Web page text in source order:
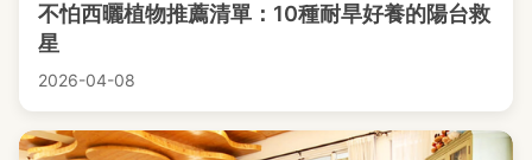
不怕西曬植物推薦清單：10種耐旱好養的陽台救
星
2026-04-08